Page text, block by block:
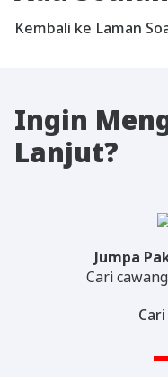
Kembali ke Laman
Ingin
Lanjut?
Jumpa
Cari